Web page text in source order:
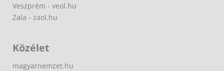
Veszprém - veol.hu
Zala - zaol.hu
Közélet
magyarnemzet.hu